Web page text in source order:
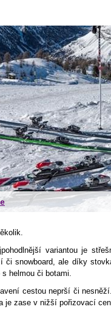
variantou je
či snowboard, ale díky
s helmou či botami.
cestou neprší či
je zase v nižší pořizovací